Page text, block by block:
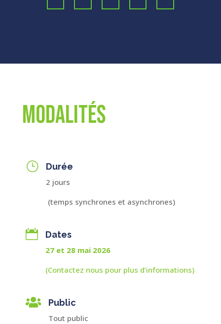
Modalités
} Durée
2 jours
(temps synchrones et asynchrones)
 Dates
27 et 28 mai 2026
(Contactez nous pour plus d’informations)
 Public
Tout public